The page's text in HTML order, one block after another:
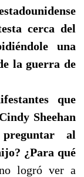
cerca del
una
la guerra de
que
Sheehan
al
¿Para qué
logró ver a